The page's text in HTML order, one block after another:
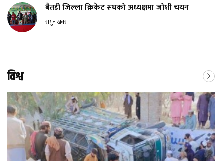
बैतडी जिल्ला क्रिकेट संघको अध्यक्षमा जोशी चयन
सगुन खबर
विश्व